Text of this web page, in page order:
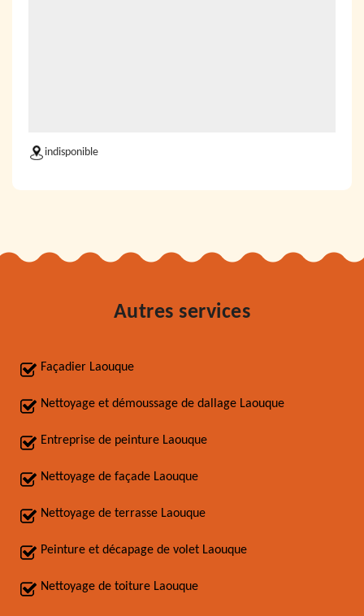
indisponible
Autres services
Façadier Laouque
Nettoyage et démoussage de dallage Laouque
Entreprise de peinture Laouque
Nettoyage de façade Laouque
Nettoyage de terrasse Laouque
Peinture et décapage de volet Laouque
Nettoyage de toiture Laouque